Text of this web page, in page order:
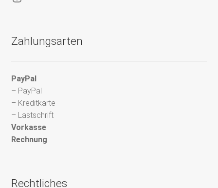
Zahlungsarten
PayPal
– PayPal
– Kreditkarte
– Lastschrift
Vorkasse
Rechnung
Rechtliches